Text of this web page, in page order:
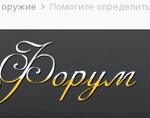
оружие Помогите определить